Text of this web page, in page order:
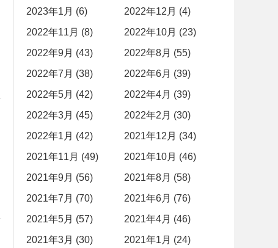
2023年1月 (6)
2022年12月 (4)
2022年11月 (8)
2022年10月 (23)
2022年9月 (43)
2022年8月 (55)
2022年7月 (38)
2022年6月 (39)
2022年5月 (42)
2022年4月 (39)
2022年3月 (45)
2022年2月 (30)
2022年1月 (42)
2021年12月 (34)
2021年11月 (49)
2021年10月 (46)
2021年9月 (56)
2021年8月 (58)
2021年7月 (70)
2021年6月 (76)
2021年5月 (57)
2021年4月 (46)
2021年3月 (30)
2021年1月 (24)